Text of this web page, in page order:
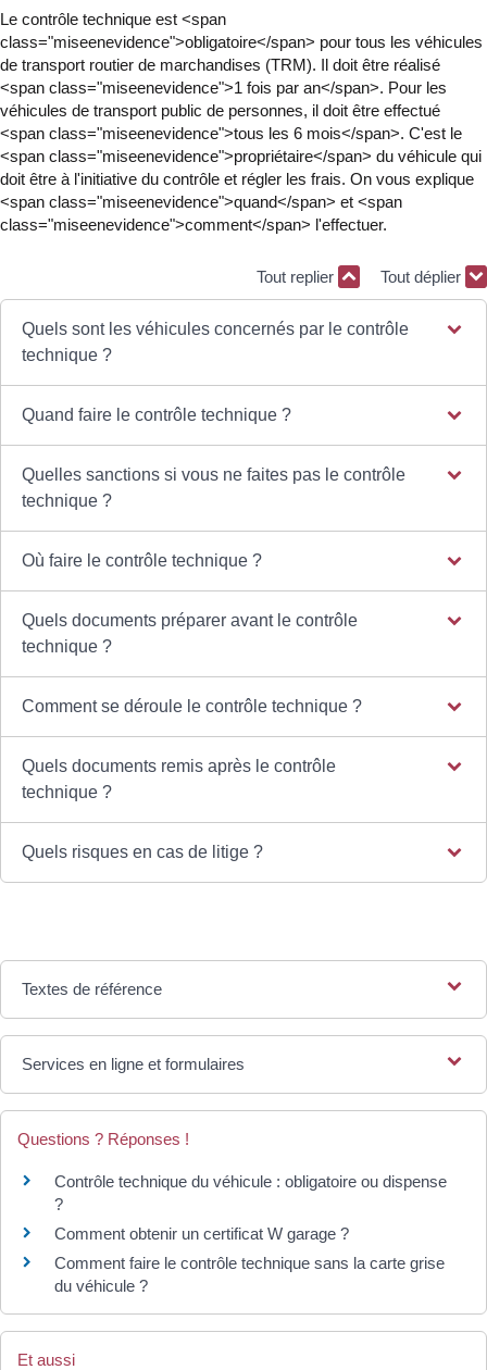
Le contrôle technique est <span
class="miseenevidence">obligatoire</span> pour tous les véhicules
de transport routier de marchandises (TRM). Il doit être réalisé
<span class="miseenevidence">1 fois par an</span>. Pour les
véhicules de transport public de personnes, il doit être effectué
<span class="miseenevidence">tous les 6 mois</span>. C'est le
<span class="miseenevidence">propriétaire</span> du véhicule qui
doit être à l'initiative du contrôle et régler les frais. On vous explique
<span class="miseenevidence">quand</span> et <span
class="miseenevidence">comment</span> l'effectuer.
Tout replier Tout déplier
Quels sont les véhicules concernés par le contrôle
technique ?
Quand faire le contrôle technique ?
Quelles sanctions si vous ne faites pas le contrôle
technique ?
Où faire le contrôle technique ?
Quels documents préparer avant le contrôle
technique ?
Comment se déroule le contrôle technique ?
Quels documents remis après le contrôle
technique ?
Quels risques en cas de litige ?
Textes de référence
Services en ligne et formulaires
Questions ? Réponses !
Contrôle technique du véhicule : obligatoire ou dispense
?
Comment obtenir un certificat W garage ?
Comment faire le contrôle technique sans la carte grise
du véhicule ?
Et aussi